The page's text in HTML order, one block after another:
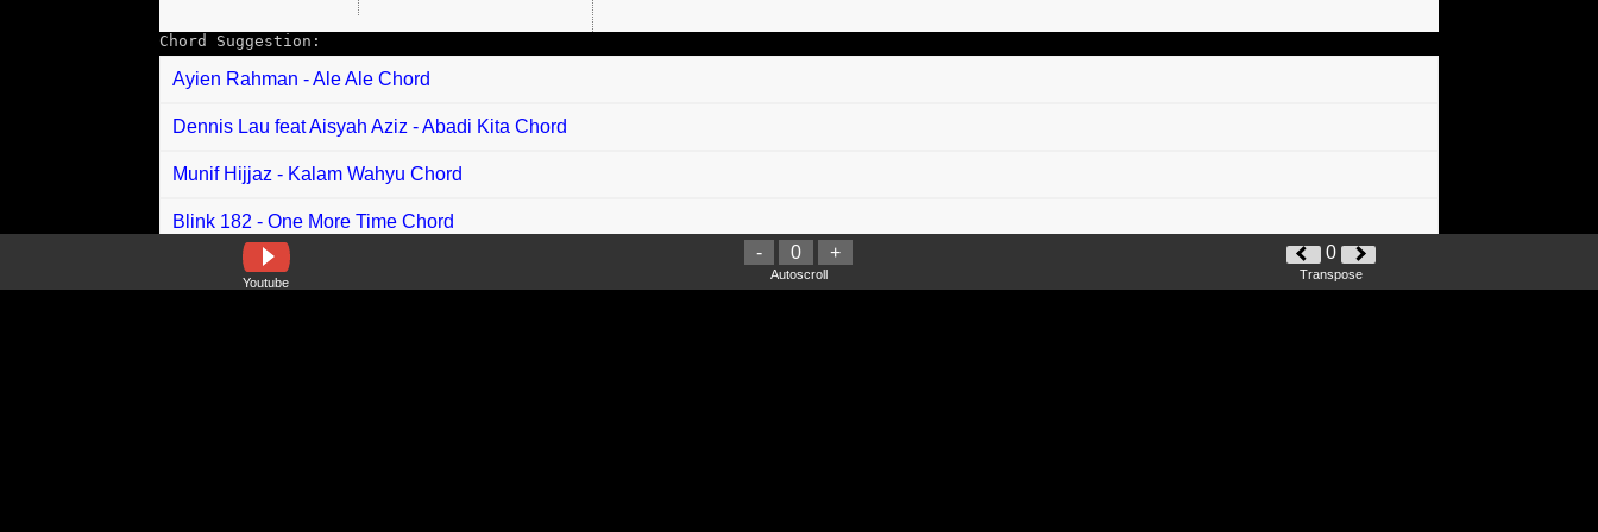
Chord Suggestion:
Ayien Rahman - Ale Ale Chord
Dennis Lau feat Aisyah Aziz - Abadi Kita Chord
Munif Hijjaz - Kalam Wahyu Chord
Blink 182 - One More Time Chord
Hal - Bagaimana Bisa Seseorang Chord
Youtube
- 0 +
Autoscroll
0
Transpose